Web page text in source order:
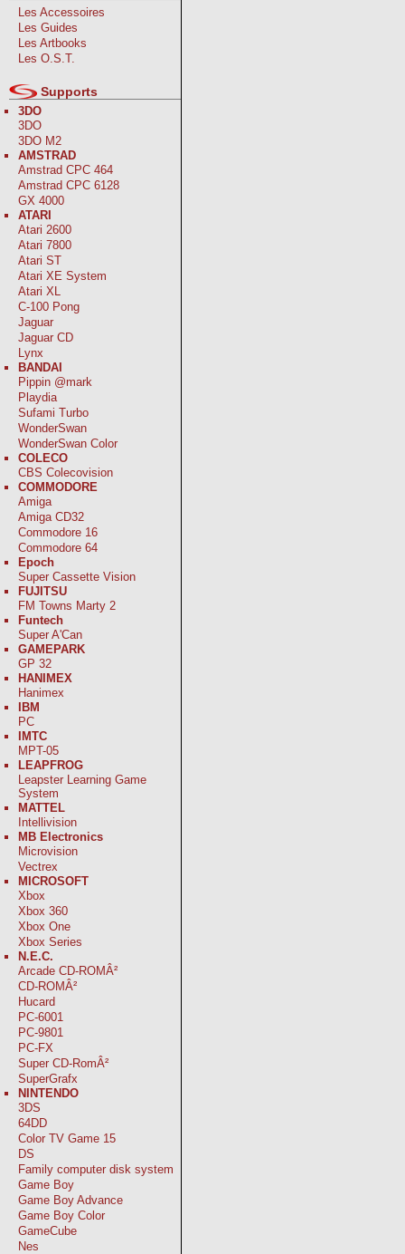
Les Accessoires
Les Guides
Les Artbooks
Les O.S.T.
Supports
3DO
3DO
3DO M2
AMSTRAD
Amstrad CPC 464
Amstrad CPC 6128
GX 4000
ATARI
Atari 2600
Atari 7800
Atari ST
Atari XE System
Atari XL
C-100 Pong
Jaguar
Jaguar CD
Lynx
BANDAI
Pippin @mark
Playdia
Sufami Turbo
WonderSwan
WonderSwan Color
COLECO
CBS Colecovision
COMMODORE
Amiga
Amiga CD32
Commodore 16
Commodore 64
Epoch
Super Cassette Vision
FUJITSU
FM Towns Marty 2
Funtech
Super A'Can
GAMEPARK
GP 32
HANIMEX
Hanimex
IBM
PC
IMTC
MPT-05
LEAPFROG
Leapster Learning Game
System
MATTEL
Intellivision
MB Electronics
Microvision
Vectrex
MICROSOFT
Xbox
Xbox 360
Xbox One
Xbox Series
N.E.C.
Arcade CD-ROMÂ²
CD-ROMÂ²
Hucard
PC-6001
PC-9801
PC-FX
Super CD-RomÂ²
SuperGrafx
NINTENDO
3DS
64DD
Color TV Game 15
DS
Family computer disk system
Game Boy
Game Boy Advance
Game Boy Color
GameCube
Nes